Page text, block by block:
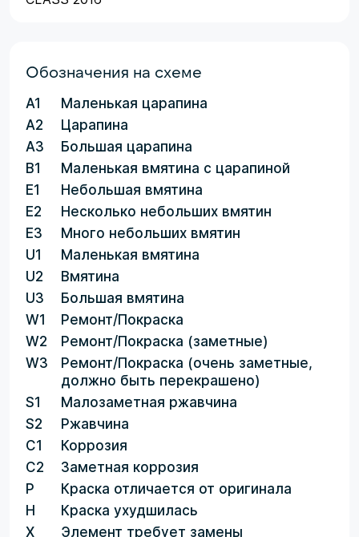
Обозначения на схеме
A1
Маленькая царапина
A2
Царапина
A3
Большая царапина
B1
Маленькая вмятина с царапиной
E1
Небольшая вмятина
E2
Несколько небольших вмятин
E3
Много небольших вмятин
U1
Маленькая вмятина
U2
Вмятина
U3
Большая вмятина
W1
Ремонт/Покраска
W2
Ремонт/Покраска (заметные)
W3
Ремонт/Покраска (очень заметные,
должно быть перекрашено)
S1
Малозаметная ржавчина
S2
Ржавчина
C1
Коррозия
C2
Заметная коррозия
P
Краска отличается от оригинала
H
Краска ухудшилась
X
Элемент требует замены